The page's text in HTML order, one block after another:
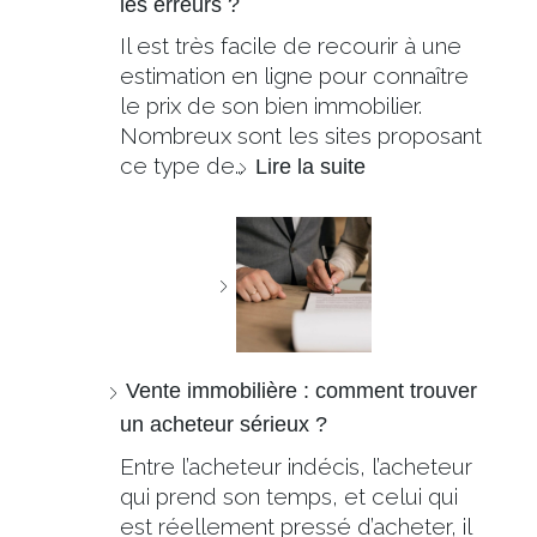
Il est très facile de recourir à une
estimation en ligne pour connaître
le prix de son bien immobilier.
Nombreux sont les sites proposant
ce type de… Lire la suite
Vente immobilière : comment trouver
un acheteur sérieux ?
Entre l’acheteur indécis, l’acheteur
qui prend son temps, et celui qui
est réellement pressé d’acheter, il